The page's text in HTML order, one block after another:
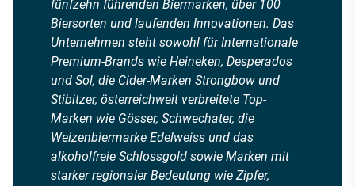
fünfzehn führenden Biermarken, über 100
Biersorten und laufenden Innovationen. Das
Unternehmen steht sowohl für Internationale
Premium-Brands wie Heineken, Desperados
und Sol, die Cider-Marken Strongbow und
Stibitzer, österreichweit verbreitete Top-
Marken wie Gösser, Schwechater, die
Weizenbiermarke Edelweiss und das
alkoholfreie Schlossgold sowie Marken mit
starker regionaler Bedeutung wie Zipfer,